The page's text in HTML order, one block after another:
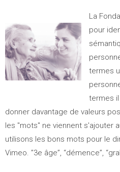
La
pour
termes
termes
donner davantage de valeurs
les "mots" ne viennent s'ajouter
utilisons les bons mots pour le
Vimeo. ”3e âge”, “démence”,